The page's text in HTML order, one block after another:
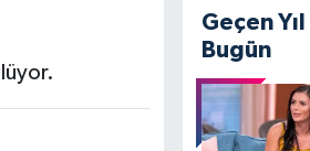
Geçen Yıl
Bugün